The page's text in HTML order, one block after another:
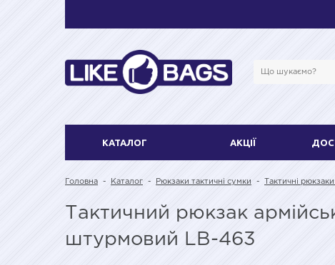
КАТАЛОГ АКЦІЇ
Головна - Каталог - Рюкзаки тактичні сумки - Тактичні рюкзаки
Тактичний рюкзак
штурмовий LB-463